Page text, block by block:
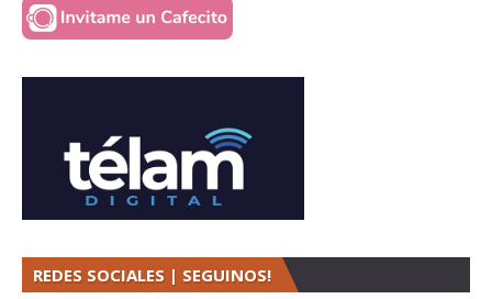
REDES SOCIALES | SEGUINOS!